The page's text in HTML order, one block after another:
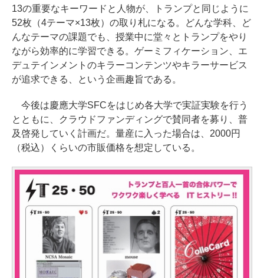
13の重要なキーワードと人物が、トランプと同じように
52枚（4テーマ×13枚）の取り札になる。どんな学科、ど
んなテーマの課題でも、授業中に堂々とトランプをやり
ながら効率的に学習できる。ゲーミフィケーション、エ
デュテインメントのキラーコンテンツやキラーサービス
が追求できる、という企画趣旨である。
今後は慶應大学SFCをはじめ各大学で実証実験を行う
とともに、クラウドファンディングで賛同者を募り、普
及啓発していく計画だ。量産に入った場合は、2000円
（税込）くらいの市販価格を想定している。